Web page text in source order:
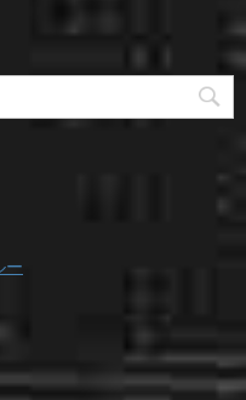
ー